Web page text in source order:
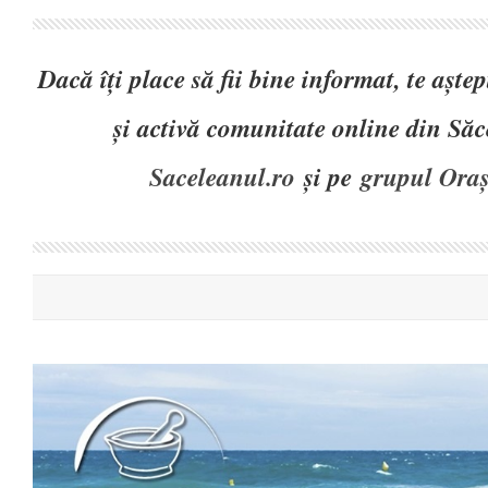
Dacă îți place să fii bine informat, te
și activă comunitate online din
Saceleanul.ro și pegrupul